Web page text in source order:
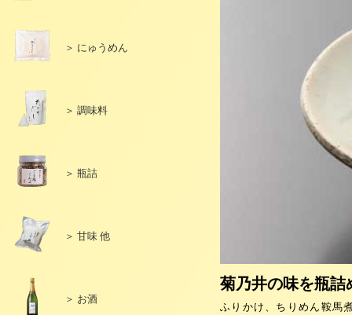
菊乃井の味を瓶詰
ふりかけ、ちりめん鞍馬
＞ にゅうめん
＞ 調味料
＞ 瓶詰
＞ 甘味 他
＞ お酒